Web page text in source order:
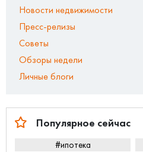
Новости недвижимости
Пресс-релизы
Советы
Обзоры недели
Личные блоги
Популярное сейчас
#ипотека